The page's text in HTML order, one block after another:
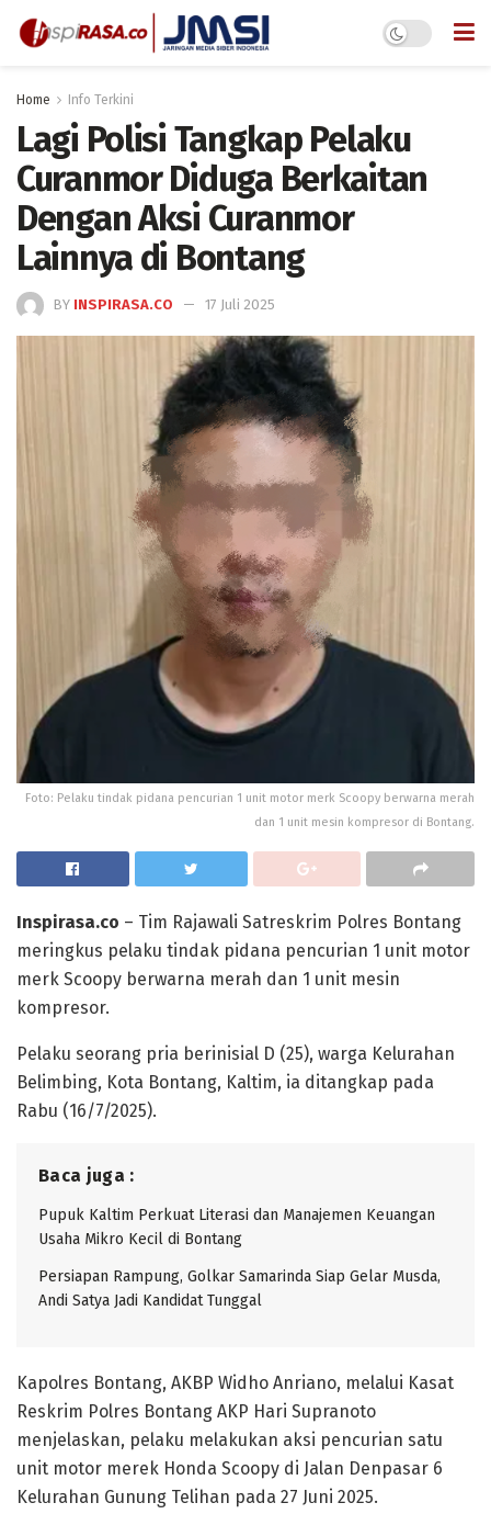
Home Info Terkini
Lagi Polisi Tangkap Pelaku
Curanmor Diduga Berkaitan
Dengan Aksi Curanmor
Lainnya di Bontang
BY INSPIRASA.CO 17 Juli 2025
Foto: Pelaku tindak pidana pencurian 1 unit motor merk Scoopy berwarna merah
dan 1 unit mesin kompresor di Bontang.
Inspirasa.co – Tim Rajawali Satreskrim Polres Bontang
meringkus pelaku tindak pidana pencurian 1 unit motor
merk Scoopy berwarna merah dan 1 unit mesin
kompresor.
Pelaku seorang pria berinisial D (25), warga Kelurahan
Belimbing, Kota Bontang, Kaltim, ia ditangkap pada
Rabu (16/7/2025).
Baca juga :
Pupuk Kaltim Perkuat Literasi dan Manajemen Keuangan
Usaha Mikro Kecil di Bontang
Persiapan Rampung, Golkar Samarinda Siap Gelar Musda,
Andi Satya Jadi Kandidat Tunggal
Kapolres Bontang, AKBP Widho Anriano, melalui Kasat
Reskrim Polres Bontang AKP Hari Supranoto
menjelaskan, pelaku melakukan aksi pencurian satu
unit motor merek Honda Scoopy di Jalan Denpasar 6
Kelurahan Gunung Telihan pada 27 Juni 2025.